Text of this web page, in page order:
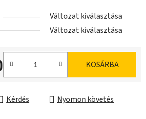
Változat kiválasztása
Változat kiválasztása
KOSÁRBA
Kérdés
Nyomon követés